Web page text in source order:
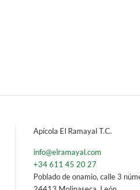
Apícola El Ramayal T.C.
info@elramayal.com
+34 611 45 20 27
Poblado de onamio, calle 3